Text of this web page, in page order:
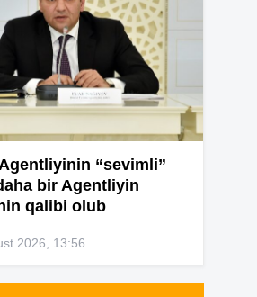
“sevimli”
bir Agentliyin
qalibi olub
2026, 13:56